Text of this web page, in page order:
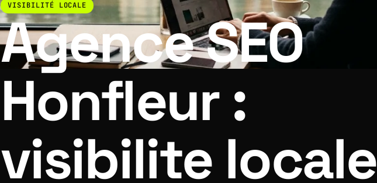
VISIBILITÉ LOCALE
Agence SEO
Honfleur :
visibilite locale